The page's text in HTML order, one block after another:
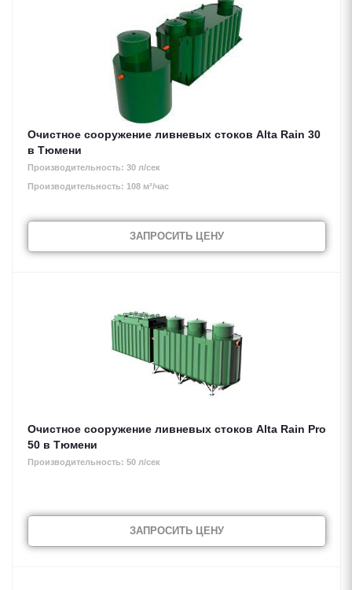
Очистное сооружение ливневых стоков Alta Rain 30
в Тюмени
Производительность: 30 л/сек
Производительность: 108 м³/час
ЗАПРОСИТЬ ЦЕНУ
Очистное сооружение ливневых стоков Alta Rain Pro
50 в Тюмени
Производительность: 50 л/сек
ЗАПРОСИТЬ ЦЕНУ